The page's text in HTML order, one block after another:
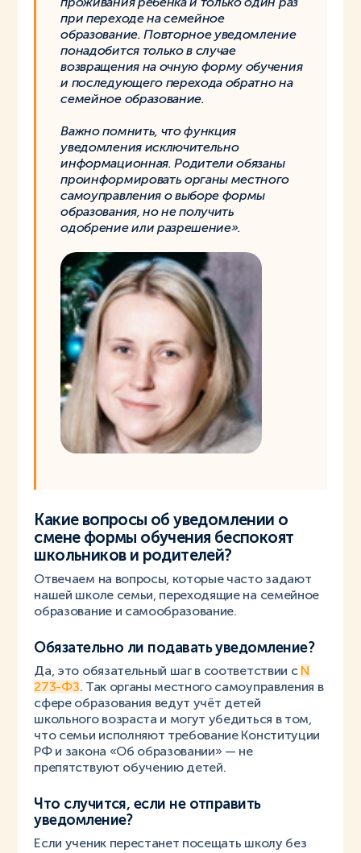
при переходе на семейное
образование. Повторное уведомление
понадобится только в случае
возвращения на очную форму обучения
и последующего перехода обратно на
семейное образование.
Важно помнить, что функция
уведомления исключительно
информационная. Родители обязаны
проинформировать органы местного
самоуправления о выборе формы
образования, но не получить
одобрение или разрешение».
Какие вопросы об уведомлении о
смене формы обучения беспокоят
школьников и родителей?
Отвечаем на вопросы, которые часто задают
нашей школе семьи, переходящие на семейное
образование и самообразование.
Обязательно ли подавать уведомление?
Да, это обязательный шаг в соответствии с N
273-ФЗ. Так органы местного самоуправления в
сфере образования ведут учёт детей
школьного возраста и могут убедиться в том,
что семьи исполняют требование Конституции
РФ и закона «Об образовании» — не
препятствуют обучению детей.
Что случится, если не отправить
уведомление?
Если ученик перестанет посещать школу без